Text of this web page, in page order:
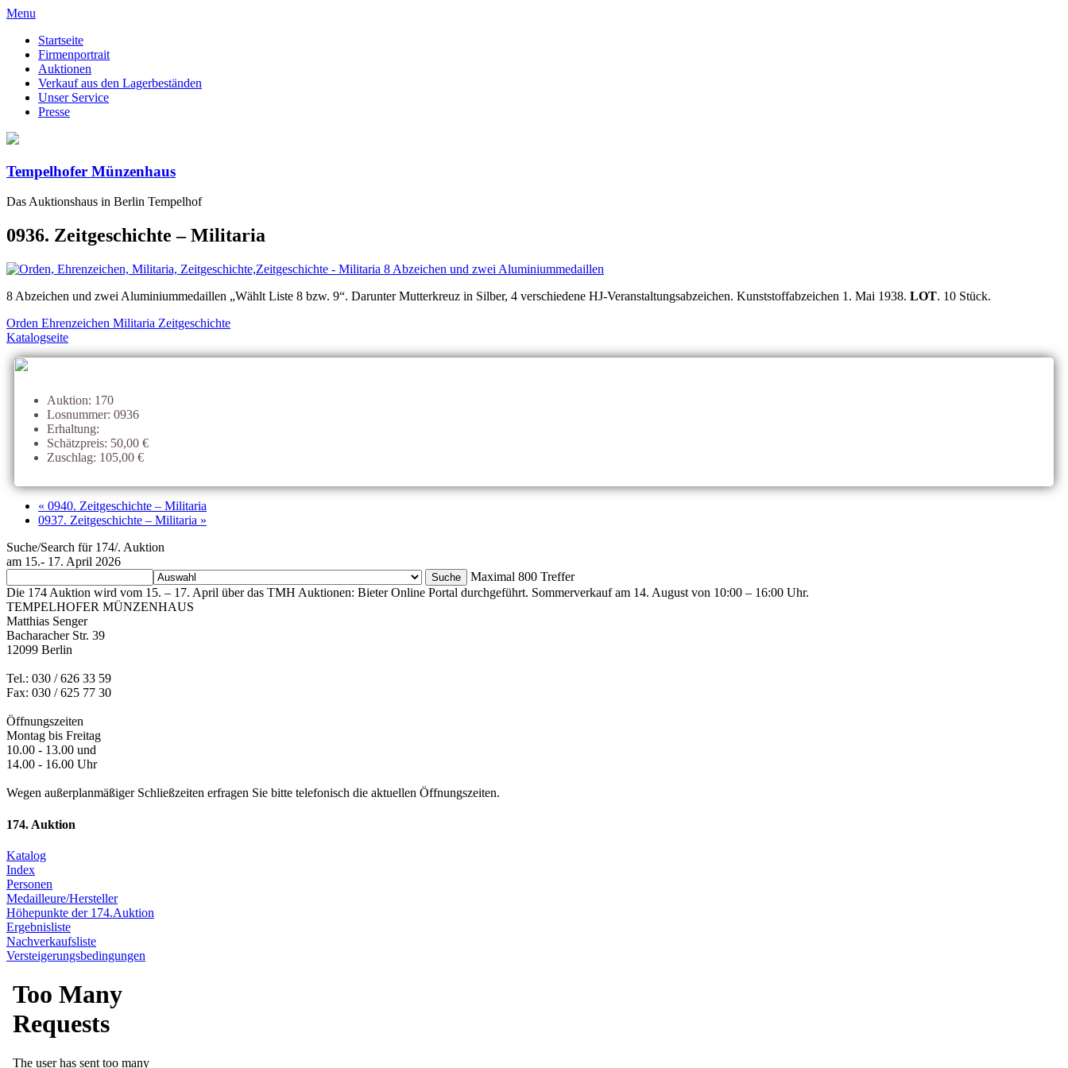
Menu
Startseite
Firmenportrait
Auktionen
Verkauf aus den Lagerbeständen
Unser Service
Presse
Tempelhofer Münzenhaus
Das Auktionshaus in Berlin Tempelhof
0936. Zeitgeschichte – Militaria
8 Abzeichen und zwei Aluminiummedaillen „Wählt Liste 8 bzw. 9“. Darunter Mutterkreuz in Silber, 4 verschiedene HJ-Veranstaltungsabzeichen. Kunststoffabzeichen 1. Mai 1938. LOT. 10 Stück.
Orden Ehrenzeichen Militaria Zeitgeschichte
Katalogseite
Auktion: 170
Losnummer: 0936
Erhaltung:
Schätzpreis: 50,00 €
Zuschlag: 105,00 €
« 0940. Zeitgeschichte – Militaria
0937. Zeitgeschichte – Militaria »
Suche/Search für 174/. Auktion
am 15.- 17. April 2026
Maximal 800 Treffer
Die 174 Auktion wird vom 15. – 17. April über das TMH Auktionen: Bieter Online Portal durchgeführt. Sommerverkauf am 14. August von 10:00 – 16:00 Uhr.
TEMPELHOFER MÜNZENHAUS
Matthias Senger
Bacharacher Str. 39
12099 Berlin
Tel.: 030 / 626 33 59
Fax: 030 / 625 77 30
Öffnungszeiten
Montag bis Freitag
10.00 - 13.00 und
14.00 - 16.00 Uhr
Wegen außerplanmäßiger Schließzeiten erfragen Sie bitte telefonisch die aktuellen Öffnungszeiten.
174. Auktion
Katalog
Index
Personen
Medailleure/Hersteller
Höhepunkte der 174.Auktion
Ergebnisliste
Nachverkaufsliste
Versteigerungsbedingungen